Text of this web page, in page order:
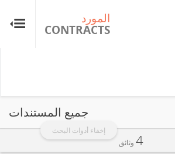
المورد
CONTRACTS
إخفاء أدوات البحث
جميع المستندات
4 وثائق